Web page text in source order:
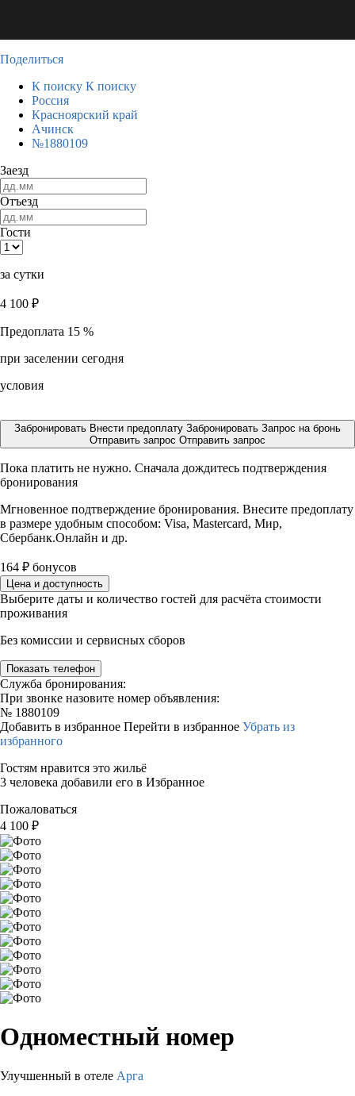
Поделиться
К поиску К поиску
Россия
Красноярский край
Ачинск
№1880109
Заезд
Отъезд
Гости
за сутки
4 100 ₽
Предоплата 15 %
при заселении сегодня
условия
Забронировать Внести предоплату Забронировать Запрос на бронь
Отправить запрос Отправить запрос
Пока платить не нужно. Сначала дождитесь подтверждения
бронирования
Мгновенное подтверждение бронирования. Внесите предоплату
в размере удобным способом: Visa, Mastercard, Мир,
Сбербанк.Онлайн и др.
164 ₽ бонусов
Цена и доступность
Выберите даты и количество гостей для расчёта стоимости
проживания
Без комиссии и сервисных сборов
Показать телефон
Служба бронирования:
При звонке назовите номер объявления:
№ 1880109
Добавить в избранное Перейти в избранное Убрать из
избранного
Гостям нравится это жильё
3 человека добавили его в Избранное
Пожаловаться
4 100 ₽
Одноместный номер
Улучшенный в отеле Арга